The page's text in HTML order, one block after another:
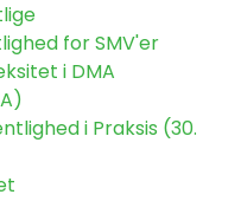
for SMV'er
i DMA
i Praksis (30.